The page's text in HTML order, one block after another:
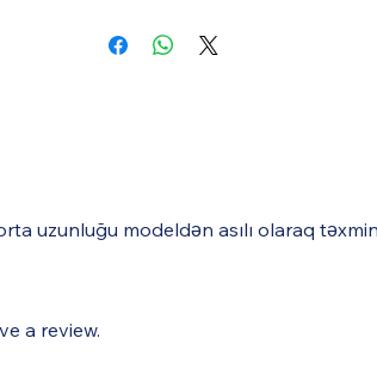
uzunluğu modeldən asılı olaraq
a review.